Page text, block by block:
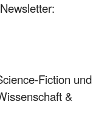
Fiction und
&